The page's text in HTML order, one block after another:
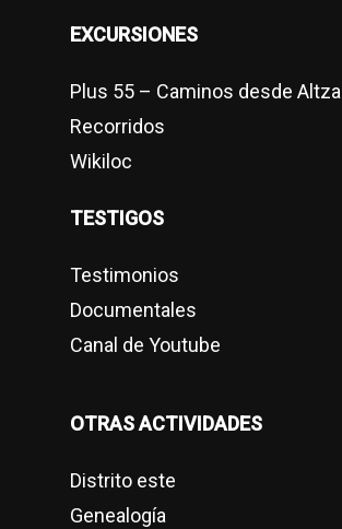
EXCURSIONES
Plus 55 – Caminos desde Altza
Recorridos
Wikiloc
TESTIGOS
Testimonios
Documentales
Canal de Youtube
OTRAS ACTIVIDADES
Distrito este
Genealogía